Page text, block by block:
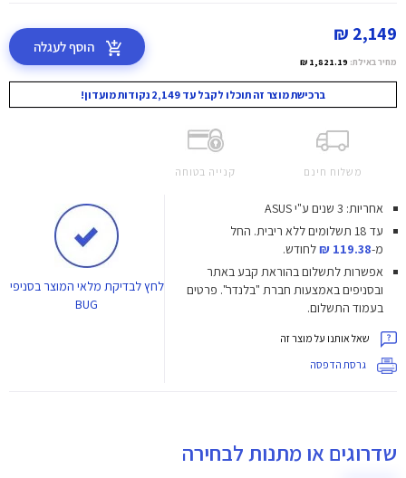
2,149 ₪
מחיר באילת: 1,821.19 ₪
הוסף לעגלה
ברכישת מוצר זה תוכלו לקבל עד 2,149 נקודות מועדון!
משלוח חינם קנייה בטוחה
אחריות: 3 שנים ע"י ASUS
עד 18 תשלומים ללא ריבית.
החל
מ-119.38 ₪
לחודש.
אפשרות לתשלום בהוראת קבע באתר
ובסניפים באמצעות חברת "בלנדר". פרטים
בעמוד התשלום.
שאל אותנו על מוצר זה
גרסת הדפסה
לחץלבדיקת מלאי המוצר בסניפי
BUG
שדרוגים או מתנות לבחירה